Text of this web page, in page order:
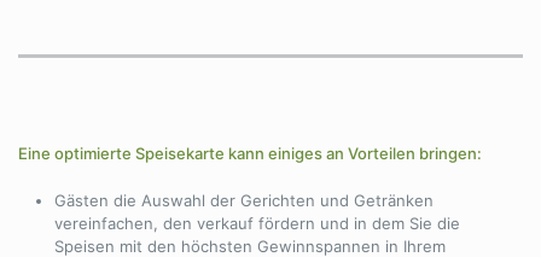
Eine optimierte Speisekarte kann einiges an Vorteilen bringen:
Gästen die Auswahl der Gerichten und Getränken
vereinfachen, den verkauf fördern und in dem Sie die
Speisen mit den höchsten Gewinnspannen in Ihrem